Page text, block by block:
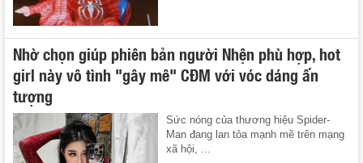
Nhờ chọn giúp phiên bản người Nhện phù hợp, hot
girl này vô tình "gây mê" CĐM với vóc dáng ấn
tượng
Sức nóng của thương hiệu Spider-
Man đang lan tỏa mạnh mẽ trên mạng
xã hội, ...